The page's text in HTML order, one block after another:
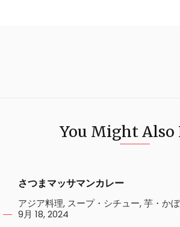
You Might Also
さつまマッサマンカレー
アジア料理, スープ・シチュー,芋・か
9月 18, 2024